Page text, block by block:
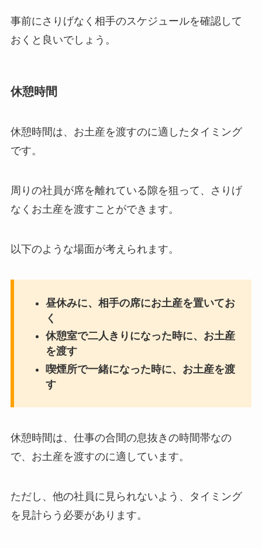
事前にさりげなく相手のスケジュールを確認して
おくと良いでしょう。
休憩時間
休憩時間は、お土産を渡すのに適したタイミング
です。
周りの社員が席を離れている隙を狙って、さりげ
なくお土産を渡すことができます。
以下のような場面が考えられます。
昼休みに、相手の席にお土産を置いてお
く
休憩室で二人きりになった時に、お土産
を渡す
喫煙所で一緒になった時に、お土産を渡
す
休憩時間は、仕事の合間の息抜きの時間帯なの
で、お土産を渡すのに適しています。
ただし、他の社員に見られないよう、タイミング
を見計らう必要があります。